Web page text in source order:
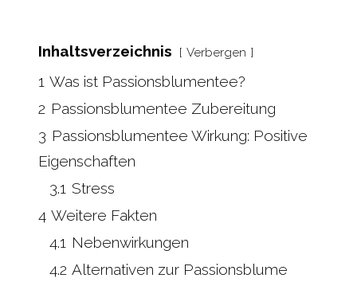
Inhaltsverzeichnis Verbergen
1 Was ist Passionsblumentee?
2 Passionsblumentee Zubereitung
3 Passionsblumentee Wirkung: Positive
Eigenschaften
3.1 Stress
4 Weitere Fakten
4.1 Nebenwirkungen
4.2 Alternativen zur Passionsblume